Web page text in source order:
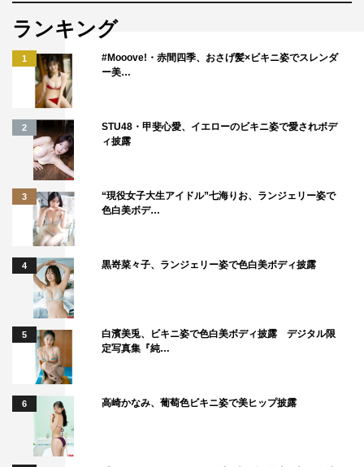
ランキング
1
#Mooove!・赤間四季、おさげ髪×ビキニ姿でスレンダ
ー美…
2
STU48・甲斐心愛、イエローのビキニ姿で愛されボデ
ィ披露
3
“現役女子大生アイドル”七海りお、ランジェリー姿で
色白美ボデ…
4 黒嵜菜々子、ランジェリー姿で色白美ボディ披露
5
白濱美兎、ビキニ姿で色白美ボディ披露 デジタル限
定写真集『純…
6 高崎かなみ、葡萄色ビキニ姿で美ヒップ披露